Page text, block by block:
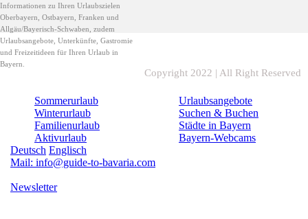
Informationen zu Ihren Urlaubszielen
Oberbayern, Ostbayern, Franken und
Allgäu/Bayerisch-Schwaben, zudem
Urlaubsangebote, Unterkünfte, Gastromie
und Freizeitideen für Ihren Urlaub in
Bayern.
Sommerurlaub
Winterurlaub
Familienurlaub
Aktivurlaub
Urlaubsangebote
Suchen & Buchen
Städte in Bayern
Bayern-Webcams
Deutsch Englisch
Mail: info@guide-to-bavaria.com
Newsletter
Copyright 2022 | All Right Reserved